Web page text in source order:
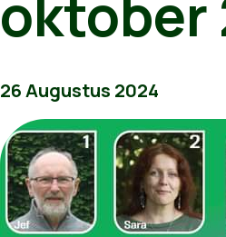
26 Augustus 2024